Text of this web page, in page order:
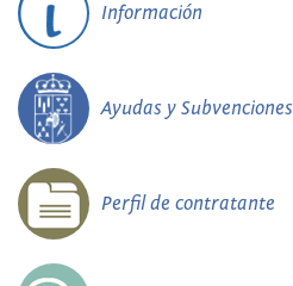
Información
Ayudas y Subvenciones
Perfil de contratante